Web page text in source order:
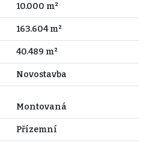
10.000 m²
163.604 m²
40.489 m²
Novostavba
Montovaná
Přízemní